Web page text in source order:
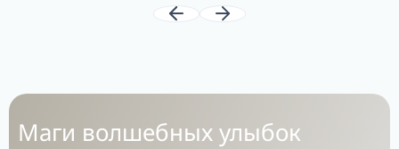
Маги волшебных улыбок